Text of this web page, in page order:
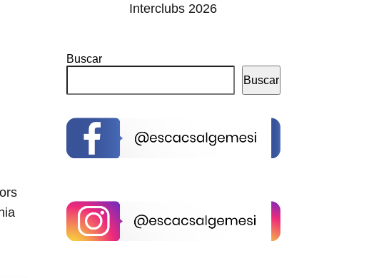
Interclubs 2026
Buscar
Buscar